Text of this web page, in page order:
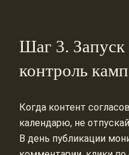
Шаг 3.
контроль
Когда контент
календарю, не
В день публикации